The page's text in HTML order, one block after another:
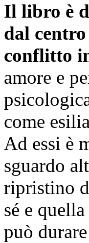
Il libro è
dal
conflitto
amore e
come
Ad essi è
sguardo
ripristino
sé e
può